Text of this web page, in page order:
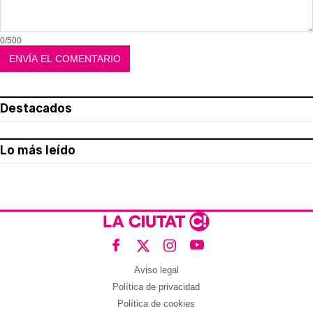
0/500
Destacados
Lo más leído
Aviso legal
Política de privacidad
Política de cookies